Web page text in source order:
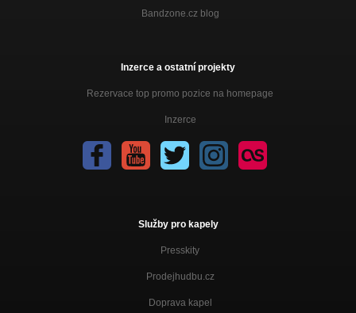
Bandzone.cz blog
Inzerce a ostatní projekty
Rezervace top promo pozice na homepage
Inzerce
Služby pro kapely
Presskity
Prodejhudbu.cz
Doprava kapel